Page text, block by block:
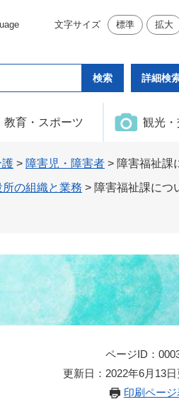
文字サイズ 標準 拡大
詳細検
教育・スポーツ 観光
護 > 障害児・障害者 > 障害福祉課
所の組織と業務 > 障害福祉課につ
ページID：
更新日：2022年6月13
印刷ペー